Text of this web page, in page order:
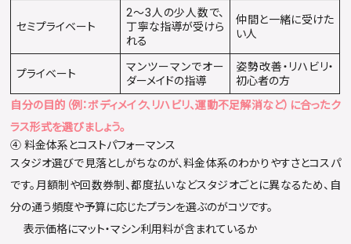
セミプライベート
2〜3人の少人数で、
丁寧な指導が受けら
れる
仲間と一緒に受けた
い人
プライベート
マンツーマンでオー
ダーメイドの指導
姿勢改善・リハビリ・
初心者の方
自分の目的（例：ボディメイク、リハビリ、運動不足解消など）に合ったク
ラス形式を選びましょう。
④ 料金体系とコストパフォーマンス
スタジオ選びで見落としがちなのが、料金体系のわかりやすさとコスパ
です。月額制や回数券制、都度払いなどスタジオごとに異なるため、自
分の通う頻度や予算に応じたプランを選ぶのがコツです。
表示価格にマット・マシン利用料が含まれているか